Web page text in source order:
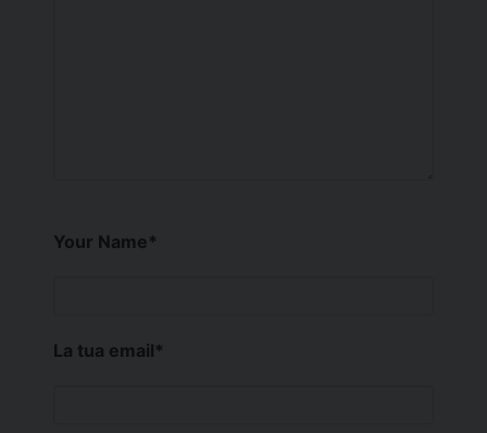
Your Name*
La tua email*